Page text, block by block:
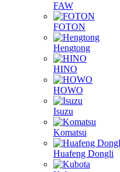
FAW
FOTON
Hengtong
HINO
HOWO
Isuzu
Komatsu
Huafeng Dongli